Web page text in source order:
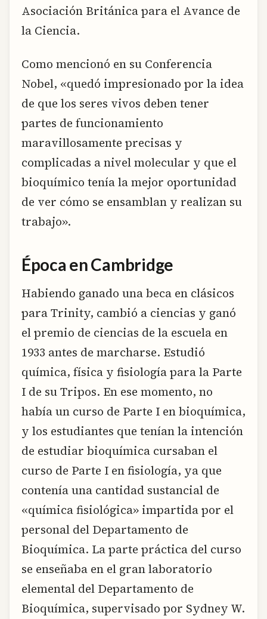
Asociación Británica para el Avance de
la Ciencia.
Como mencionó en su Conferencia
Nobel, «quedó impresionado por la idea
de que los seres vivos deben tener
partes de funcionamiento
maravillosamente precisas y
complicadas a nivel molecular y que el
bioquímico tenía la mejor oportunidad
de ver cómo se ensamblan y realizan su
trabajo».
Época en Cambridge
Habiendo ganado una beca en clásicos
para Trinity, cambió a ciencias y ganó
el premio de ciencias de la escuela en
1933 antes de marcharse. Estudió
química, física y fisiología para la Parte
I de su Tripos. En ese momento, no
había un curso de Parte I en bioquímica,
y los estudiantes que tenían la intención
de estudiar bioquímica cursaban el
curso de Parte I en fisiología, ya que
contenía una cantidad sustancial de
«química fisiológica» impartida por el
personal del Departamento de
Bioquímica. La parte práctica del curso
se enseñaba en el gran laboratorio
elemental del Departamento de
Bioquímica, supervisado por Sydney W.